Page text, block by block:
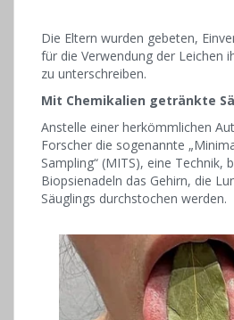
Die Eltern wurden gebeten,
für die Verwendung der Leichen
zu unterschreiben.
Mit Chemikalien getränkte
Anstelle einer herkömmlichen
Forscher die sogenannte
Sampling“ (MITS), eine Technik,
Biopsienadeln das Gehirn, die
Säuglings durchstochen werden.